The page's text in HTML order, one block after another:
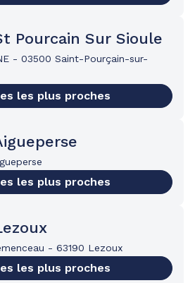
Pourcain Sur Sioule
- 03500 Saint-Pourçain-sur-
les plus proches
les plus proches
- 63190 Lezoux
les plus proches